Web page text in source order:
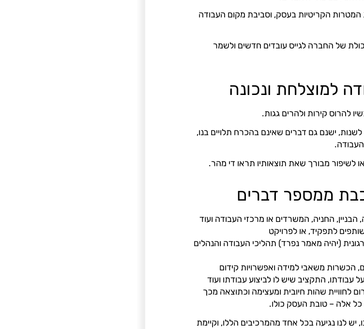
הקריטיות בעסק, וסביבת מקום העבודה
של החברה לגייס עובדים חדשים ולשמר
למוצלחת ונכונה
להרוס קירות ולהרים גגות.
ישנם גם דברים שאינם בהכרח תלויים בנו,
לשיפור מבורך שאת תוצאותיו תראו די מהר.
ממספר דברים
החניה, המשרדים או מרכזי העבודה ועוד
לתפקיד, או לפרויקט
(יהיה מאמר נפרד) תהליכי העבודה והנהלים
הכשרות משאבי למידה ואפשרויות קידום
התקציב שיש לו לביצוע עבודתו ועוד
לחוויית שהות חיובית ומעצימה וכתוצאה מכך
כל אלה – טובת העסק כולו.
יש לנו נגיעה בכל אחד מהמרכיבים הללו, וקיימת